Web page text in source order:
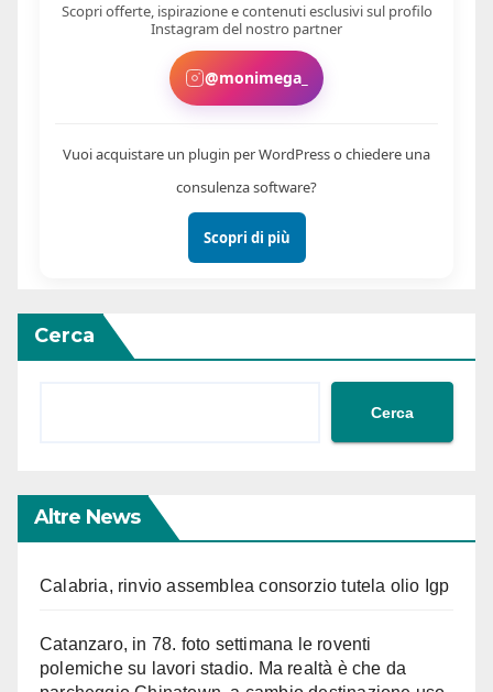
Cerca
Cerca
Altre News
Calabria, rinvio assemblea consorzio tutela olio Igp
Catanzaro, in 78. foto settimana le roventi
polemiche su lavori stadio. Ma realtà è che da
Scopri offerte, ispirazione e contenuti esclusivi sul profilo
Instagram del nostro partner
@monimega_
Vuoi acquistare un plugin per WordPress o chiedere una
consulenza software?
Scopri di più